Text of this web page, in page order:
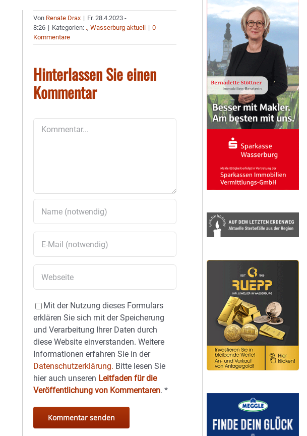
Von Renate Drax | Fr. 28.4.2023 -
8:26 | Kategorien: .,Wasserburg aktuell | 0
Kommentare
Hinterlassen Sie einen
Kommentar
Mit der Nutzung dieses Formulars
erklären Sie sich mit der Speicherung
und Verarbeitung Ihrer Daten durch
diese Website einverstanden. Weitere
Informationen erfahren Sie in der
Datenschutzerklärung. Bitte lesen Sie
hier auch unseren Leitfaden für die
Veröffentlichung von Kommentaren.*